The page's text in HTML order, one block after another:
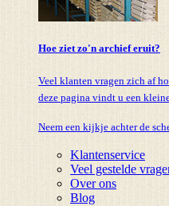
Hoe ziet zo'n archief eruit?
Veel klanten vragen zich af
deze pagina vindt u een
Neem een kijkje achter de
Klantenservice
Veel gestelde
Over ons
Blog